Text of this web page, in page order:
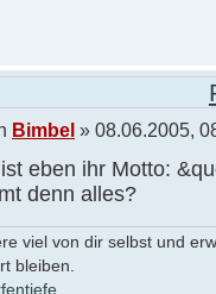
Bimbel » 08.06.2005,
eben ihr Motto:
denn alles?
viel von dir selbst und
bleiben.